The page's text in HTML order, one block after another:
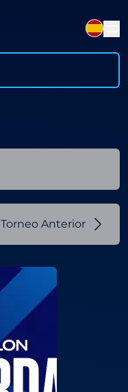
Torneo Anterior